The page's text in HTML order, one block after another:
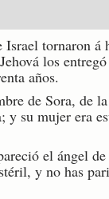
tornaron á
los
años.
de Sora, de
y su mujer era
el ángel
y no has